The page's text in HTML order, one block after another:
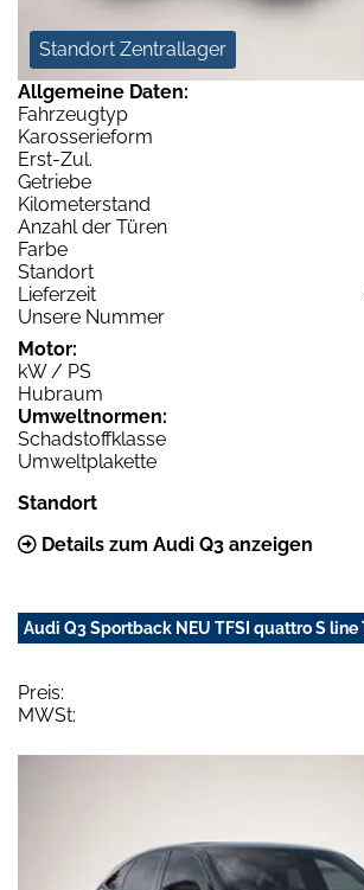
Standort Zentrallager
Allgemeine Daten:
Fahrzeugtyp
Karosserieform
Erst-Zul.
Getriebe
Kilometerstand
Anzahl der Türen
Farbe
Standort
Lieferzeit
Unsere Nummer
Motor:
kW / PS
Hubraum
Umweltnormen:
Schadstoffklasse
Umweltplakette
Standort
Details zum Audi Q3 anzeigen
Audi Q3 Sportback NEU TFSI quattro S line
Preis:
MWSt: